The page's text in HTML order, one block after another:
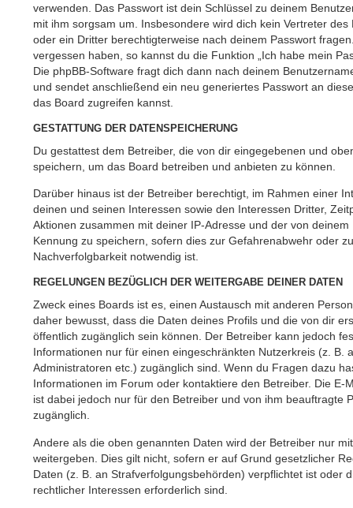
verwenden. Das Passwort ist dein Schlüssel zu deinem
mit ihm sorgsam um. Insbesondere wird dich kein Vertreter
oder ein Dritter berechtigterweise nach deinem Passwort
vergessen haben, so kannst du die Funktion „Ich habe mein
Die phpBB-Software fragt dich dann nach deinem
und sendet anschließend ein neu generiertes Passwort an
das Board zugreifen kannst.
GESTATTUNG DER DATENSPEICHERUNG
Du gestattest dem Betreiber, die von dir eingegebenen und
speichern, um das Board betreiben und anbieten zu können.
Darüber hinaus ist der Betreiber berechtigt, im Rahmen einer
deinen und seinen Interessen sowie den Interessen Dritter,
Aktionen zusammen mit deiner IP-Adresse und der von
Kennung zu speichern, sofern dies zur Gefahrenabwehr oder
Nachverfolgbarkeit notwendig ist.
REGELUNGEN BEZÜGLICH DER WEITERGABE DEINER DATEN
Zweck eines Boards ist es, einen Austausch mit anderen
daher bewusst, dass die Daten deines Profils und die von dir
öffentlich zugänglich sein können. Der Betreiber kann jedoch
Informationen nur für einen eingeschränkten Nutzerkreis (z. B.
Administratoren etc.) zugänglich sind. Wenn du Fragen dazu
Informationen im Forum oder kontaktiere den Betreiber. Die E-
ist dabei jedoch nur für den Betreiber und von ihm beauftragte
zugänglich.
Andere als die oben genannten Daten wird der Betreiber nur
weitergeben. Dies gilt nicht, sofern er auf Grund gesetzlicher
Daten (z. B. an Strafverfolgungsbehörden) verpflichtet ist oder
rechtlicher Interessen erforderlich sind.